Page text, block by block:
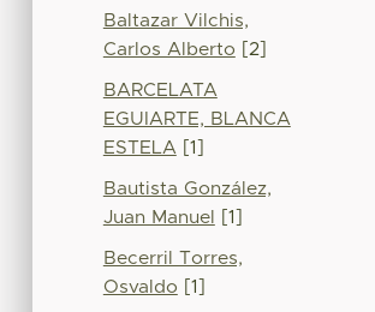
Baltazar Vilchis,
Carlos Alberto [2]
BARCELATA
EGUIARTE, BLANCA
ESTELA [1]
Bautista González,
Juan Manuel
[1]
Becerril Torres,
Osvaldo [1]